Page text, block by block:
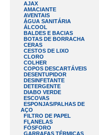
AJAX
AMACIANTE
AVENTAIS
ÁGUA SANITÁRIA
ÁLCOOL
BALDES E BACIAS
BOTAS DE BORRACHA
CERAS
CESTOS DE LIXO
CLORO
COLHER
COPOS DESCARTÁVEIS
DESENTUPIDOR
DESINFETANTE
DETERGENTE
DIABO VERDE
ESCOVAS
ESPONJAS/PALHAS DE
AÇO
FILTRO DE PAPEL
FLANELAS
FÓSFORO
GARRAFAS TÉRMICAS